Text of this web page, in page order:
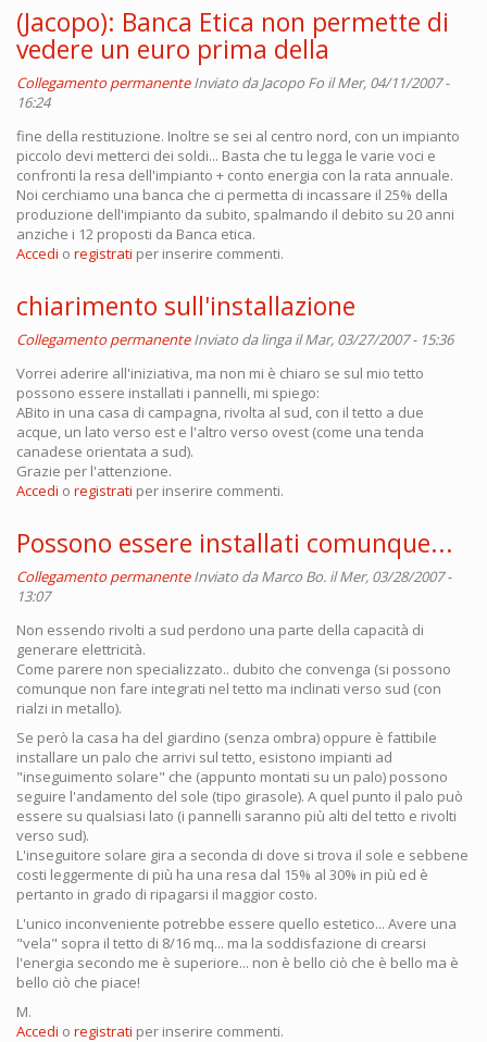
(Jacopo): Banca Etica non permette di
vedere un euro prima della
Collegamento permanente Inviato daJacopo Fo il Mer, 04/11/2007 -
16:24
fine della restituzione. Inoltre se sei al centro nord, con un impianto
piccolo devi metterci dei soldi... Basta che tu legga le varie voci e
confronti la resa dell'impianto + conto energia con la rata annuale.
Noi cerchiamo una banca che ci permetta di incassare il 25% della
produzione dell'impianto da subito, spalmando il debito su 20 anni
anziche i 12 proposti da Banca etica.
Accedi o registrati per inserire commenti.
chiarimento sull'installazione
Collegamento permanente Inviato dalingail Mar, 03/27/2007 - 15:36
Vorrei aderire all'iniziativa, ma non mi è chiaro se sul mio tetto
possono essere installati i pannelli, mi spiego:
ABito in una casa di campagna, rivolta al sud, con il tetto a due
acque, un lato verso est e l'altro verso ovest (come una tenda
canadese orientata a sud).
Grazie per l'attenzione.
Accedi o registrati per inserire commenti.
Possono essere installati comunque...
Collegamento permanente Inviato daMarco Bo. il Mer, 03/28/2007 -
13:07
Non essendo rivolti a sud perdono una parte della capacità di
generare elettricità.
Come parere non specializzato.. dubito che convenga (si possono
comunque non fare integrati nel tetto ma inclinati verso sud (con
rialzi in metallo).
Se però la casa ha del giardino (senza ombra) oppure è fattibile
installare un palo che arrivi sul tetto, esistono impianti ad
"inseguimento solare" che (appunto montati su un palo) possono
seguire l'andamento del sole (tipo girasole). A quel punto il palo può
essere su qualsiasi lato (i pannelli saranno più alti del tetto e rivolti
verso sud).
L'inseguitore solare gira a seconda di dove si trova il sole e sebbene
costi leggermente di più ha una resa dal 15% al 30% in più ed è
pertanto in grado di ripagarsi il maggior costo.
L'unico inconveniente potrebbe essere quello estetico... Avere una
"vela" sopra il tetto di 8/16 mq... ma la soddisfazione di crearsi
l'energia secondo me è superiore... non è bello ciò che è bello ma è
bello ciò che piace!
M.
Accedi o registrati per inserire commenti.